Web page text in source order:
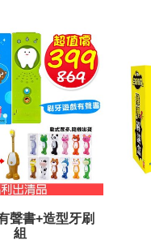
聲書+造型牙刷
組